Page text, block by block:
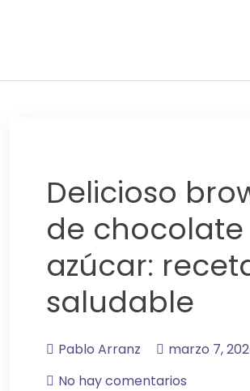
Delicioso
de chocolate
azúcar:
saludable
Pablo Arranz
marzo 7,
No hay comentarios